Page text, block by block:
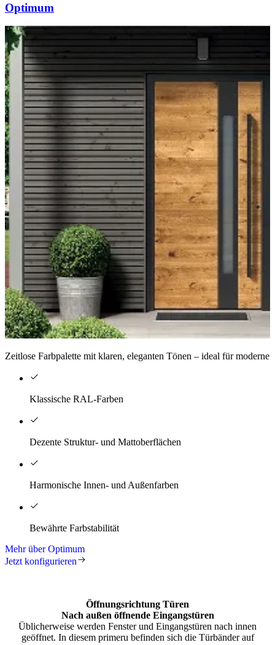
Optimum
Zeitlose Farbpalette mit klaren, eleganten Tönen – ideal für
Klassische RAL-Farben
Dezente Struktur- und Mattoberflächen
Harmonische Innen- und Außenfarben
Bewährte Farbstabilität
Mehr über Optimum
Jetzt konfigurieren
Öffnungsrichtung Türen
Nach außen öffnende Eingangstüren
Üblicherweise werden Fenster und Eingangstüren nach innen
geöffnet. In diesem primeru befinden sich die Türbänder auf